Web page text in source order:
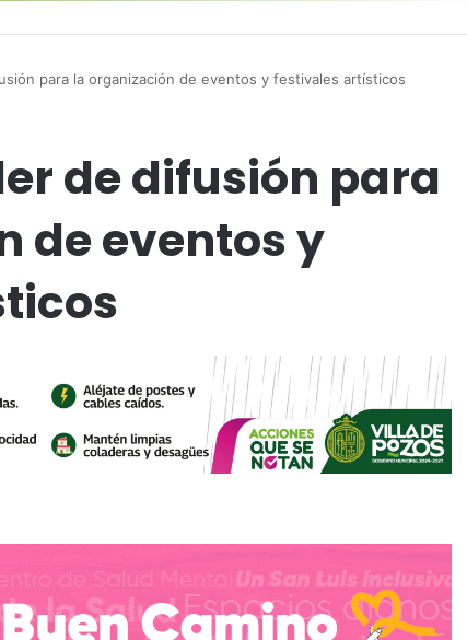
para la organización de eventos y festivales artísticos
de difusión para
de eventos y